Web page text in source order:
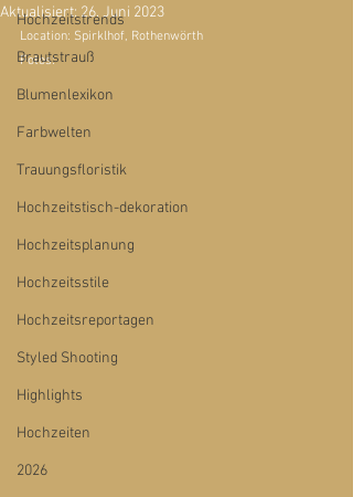
Hochzeitstrends
Brautstrauß
Blumenlexikon
Farbwelten
Trauungsfloristik
Hochzeitstisch-dekoration
Hochzeitsplanung
Hochzeitsstile
Hochzeitsreportagen
Styled Shooting
Highlights
Hochzeiten
2026
Aktualisiert:26. Juni 2023
Location: Spirklhof, Rothenwörth
Fotos: